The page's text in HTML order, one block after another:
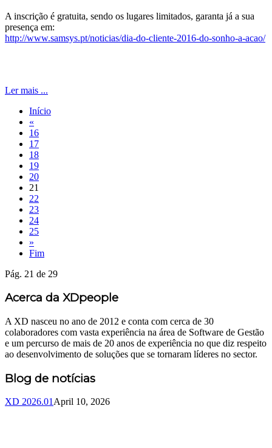
A inscrição é gratuita, sendo os lugares limitados, garanta já a sua
presença em:
http://www.samsys.pt/noticias/dia-do-cliente-2016-do-sonho-a-acao/
Ler mais ...
Início
«
16
17
18
19
20
21
22
23
24
25
»
Fim
Pág. 21 de 29
Acerca da XDpeople
A XD nasceu no ano de 2012 e conta com cerca de 30
colaboradores com vasta experiência na área de Software de Gestão
e um percurso de mais de 20 anos de experiência no que diz respeito
ao desenvolvimento de soluções que se tornaram líderes no sector.
Blog de notícias
XD 2026.01April 10, 2026